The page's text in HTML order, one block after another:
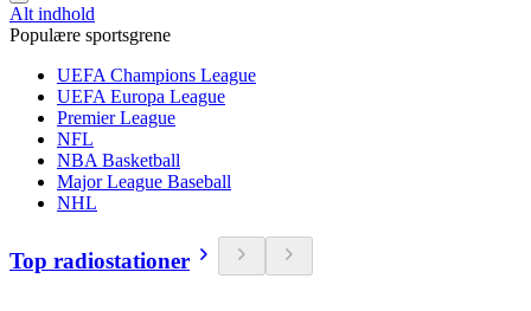
Alt indhold
Populære sportsgrene
UEFA Champions League
UEFA Europa League
Premier League
NFL
NBA Basketball
Major League Baseball
NHL
Top radiostationer